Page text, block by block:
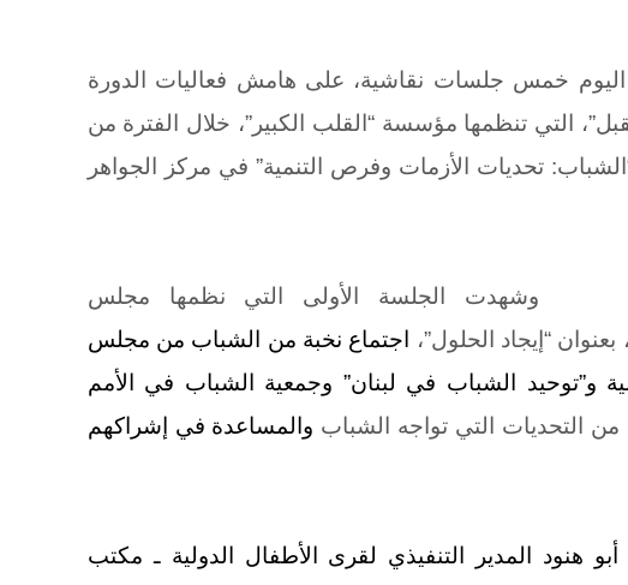
خمس جلسات نقاشية، على هامش فعاليات الدورة
التي تنظمها مؤسسة “القلب الكبير”، خلال الفترة من
تحديات الأزمات وفرص التنمية” في مركز الجواهر
وشهدت الجلسة الأولى التي نظمها مجلس
“إيجاد الحلول”،
اجتماع نخبة من الشباب من مجلس
و”توحيد الشباب في لبنان” وجمعية الشباب في الأمم
التحديات التي تواجه الشباب والمساعدة في إشراكهم
هنود المدير التنفيذي لقرى الأطفال الدولية ـ مكتب